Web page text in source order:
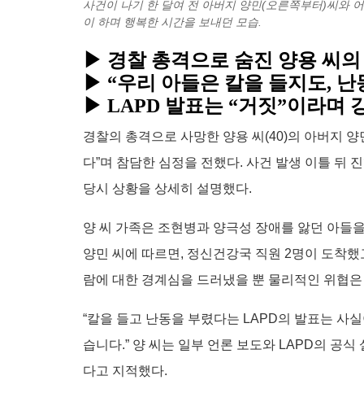
사건이 나기 한 달여 전 아버지 양민(오른쪽부터)씨와
이 하며 행복한 시간을 보내던 모습.
▶ 경찰 총격으로 숨진 양용 씨
▶ “우리 아들은 칼을 들지도, 난
▶ LAPD 발표는 “거짓”이라며
경찰의 총격으로 사망한 양용 씨(40)의 아버지
다”며 참담한 심정을 전했다. 사건 발생 이틀 뒤
당시 상황을 상세히 설명했다.
양 씨 가족은 조현병과 양극성 장애를 앓던 아들
양민 씨에 따르면, 정신건강국 직원 2명이 도착
람에 대한 경계심을 드러냈을 뿐 물리적인 위협
“칼을 들고 난동을 부렸다는 LAPD의 발표는 사
습니다.” 양 씨는 일부 언론 보도와 LAPD의 공
다고 지적했다.